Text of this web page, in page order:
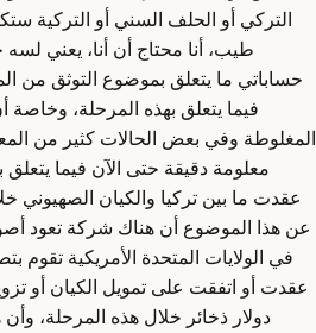
التركي أو الحلف السني أو التركية
طيب، أنا محتاج أن أنا، يعني
حساباتي ما يتعلق بموضوع التوثق من
فيما يتعلق بهذه المرحلة، وخاصة
المغلوطة وفي بعض الحالات كثير من
معلومة دقيقة حتى الآن فيما
عقدت ما بين تركيا والكيان الصهيوني
عن هذا الموضوع أن هناك شركة تعود
في الولايات المتحدة الأمريكية تقوم
دولار ذخائر خلال هذه المرحلة،